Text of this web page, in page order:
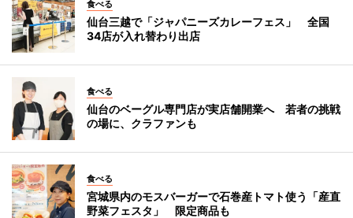
食べる
仙台三越で「ジャパニーズカレーフェス」 全国
34店が入れ替わり出店
食べる
仙台のベーグル専門店が実店舗開業へ 若者の挑戦
の場に、クラファンも
食べる
宮城県内のモスバーガーで石巻産トマト使う「産直
野菜フェスタ」 限定商品も